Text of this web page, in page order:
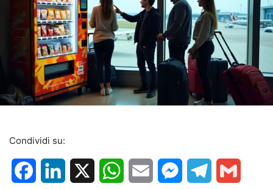
Condividi su:
FacebookLinkedIn WhatsApp
Email MessengerTelegram